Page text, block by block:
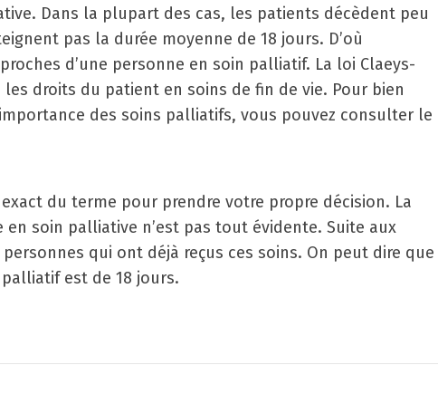
Dans la plupart des cas, les patients décèdent peu
pas la durée moyenne de 18 jours. D’où
d’une personne en soin palliatif. La loi Claeys-
droits du patient en soins de fin de vie. Pour bien
des soins palliatifs, vous pouvez consulter le
du terme pour prendre votre propre décision. La
soin palliative n’est pas tout évidente. Suite aux
qui ont déjà reçus ces soins. On peut dire que
est de 18 jours.